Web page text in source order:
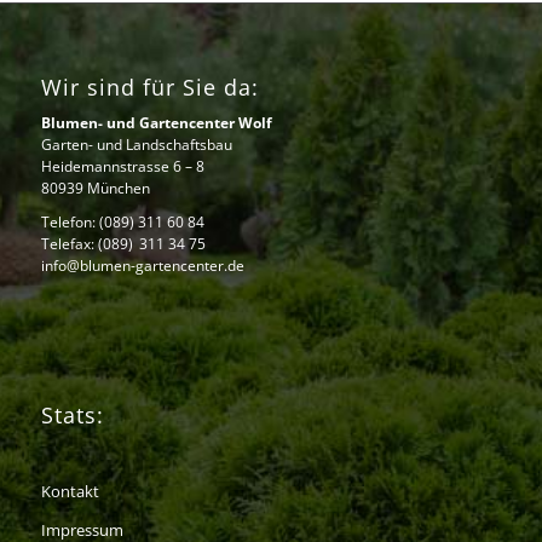
Wir sind für Sie da:
Blumen- und Gartencenter Wolf
Garten- und Landschaftsbau
Heidemannstrasse 6 – 8
80939 München
Telefon:(089) 311 60 84
Telefax: (089) 311 34 75
info@blumen-gartencenter.de
Stats:
Kontakt
Impressum